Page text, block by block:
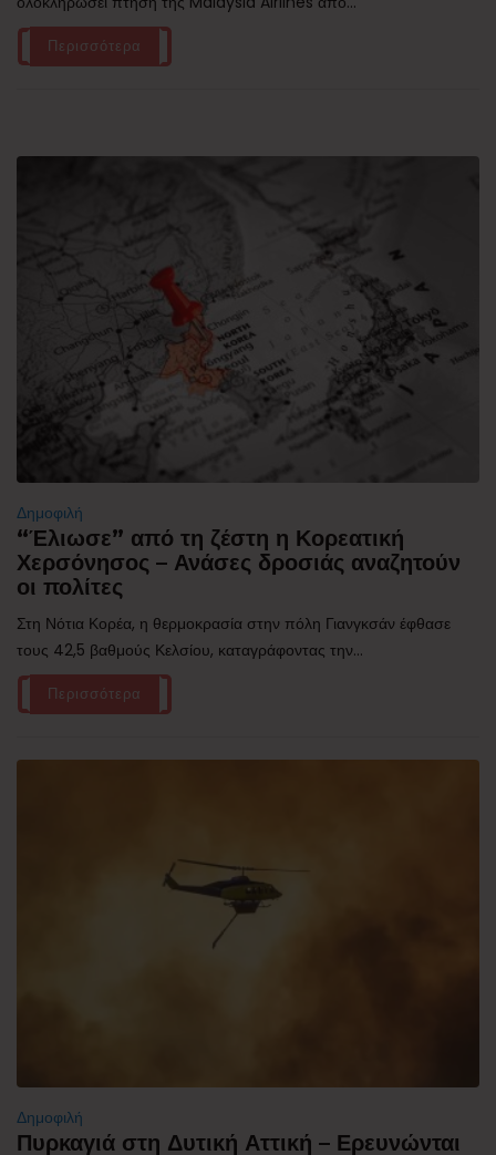
Περισσότερα
Δημοφιλή
“Έλιωσε” από τη ζέστη η Κορεατική
Χερσόνησος – Ανάσες δροσιάς αναζητούν
οι πολίτες
Στη Νότια Κορέα, η θερμοκρασία στην πόλη Γιανγκσάν έφθασε
τους 42,5 βαθμούς Κελσίου, καταγράφοντας την...
Περισσότερα
Δημοφιλή
Πυρκαγιά στη Δυτική Αττική – Ερευνώνται